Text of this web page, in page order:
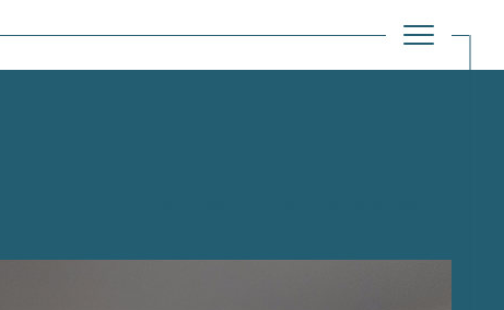
Réinitialiser les filtres